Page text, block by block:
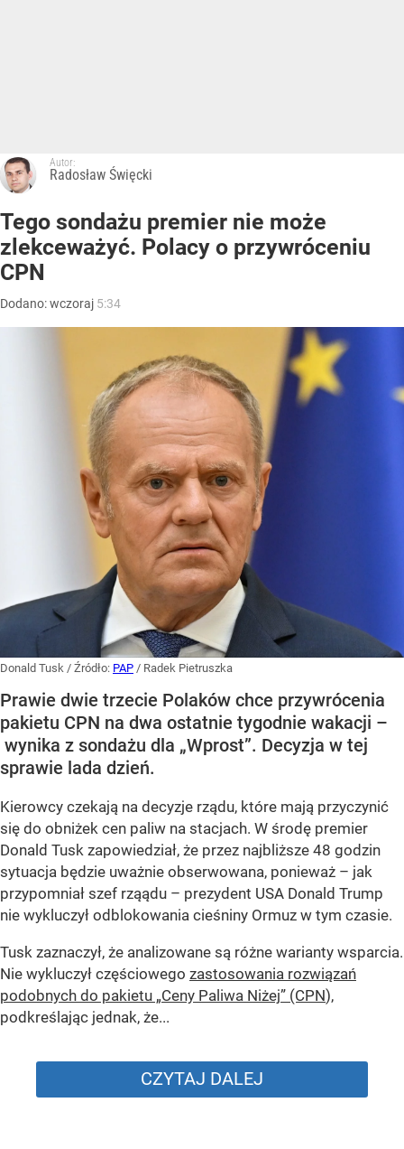
Autor:
Radosław Święcki
Tego sondażu premier nie może
zlekceważyć. Polacy o przywróceniu
CPN
Dodano:wczoraj 5:34
Donald Tusk / Źródło: PAP / Radek Pietruszka
Prawie dwie trzecie Polaków chce przywrócenia
pakietu CPN na dwa ostatnie tygodnie wakacji –
wynika z sondażu dla „Wprost”. Decyzja w tej
sprawie lada dzień.
Kierowcy czekają na decyzje rządu, które mają przyczynić
się do obniżek cen paliw na stacjach. W środę premier
Donald Tusk zapowiedział, że przez najbliższe 48 godzin
sytuacja będzie uważnie obserwowana, ponieważ – jak
przypomniał szef rząądu – prezydent USA Donald Trump
nie wykluczył odblokowania cieśniny Ormuz w tym czasie.
Tusk zaznaczył, że analizowane są różne warianty wsparcia.
Nie wykluczył częściowego zastosowania rozwiązań
podobnych do pakietu „Ceny Paliwa Niżej” (CPN),
podkreślając jednak, że...
CZYTAJ DALEJ